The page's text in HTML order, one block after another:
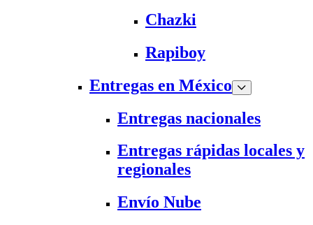
Chazki
Rapiboy
Entregas en México
Entregas nacionales
Entregas rápidas locales y
regionales
Envío Nube